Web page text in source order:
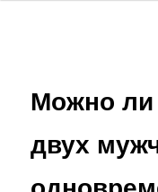
Можно ли
двух